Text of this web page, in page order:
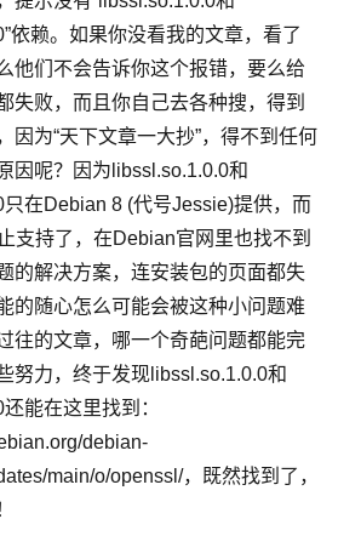
依赖。如果你没看我的文章，看了
他们不会告诉你这个报错，要么给
失败，而且你自己去各种搜，得到
因为“天下文章一大抄”，得不到任何
因呢？因为libssl.so.1.0.0和
只在Debian 8 (代号Jessie)提供，而
支持了，在Debian官网里也找不到
的解决方案，连安装包的页面都失
的随心怎么可能会被这种小问题难
往的文章，哪一个奇葩问题都能完
努力，终于发现libssl.so.1.0.0和
能在这里找到：
debian-
main/o/openssl/，既然找到了，